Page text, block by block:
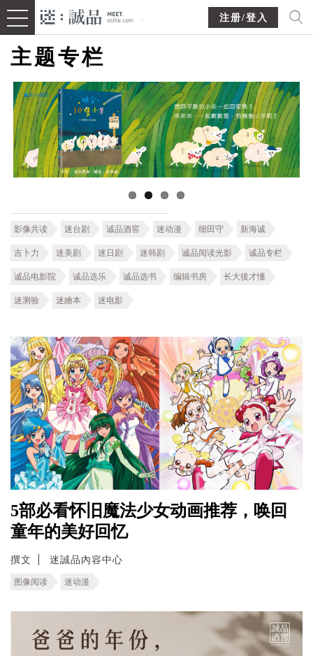
注册/登入
主题专栏
影像共读 迷台剧 诚品酒窖 迷动漫 细田守 新海诚
吉卜力 迷美剧 迷日剧 迷韩剧 诚品阅读光影 诚品专栏
诚品电影院 诚品选乐 诚品选书 编辑书房 长大後才懂
迷测验 迷繪本 迷电影
5部必看怀旧魔法少女动画推荐，唤回
童年的美好回忆
撰文 迷誠品內容中心
图像阅读 迷动漫